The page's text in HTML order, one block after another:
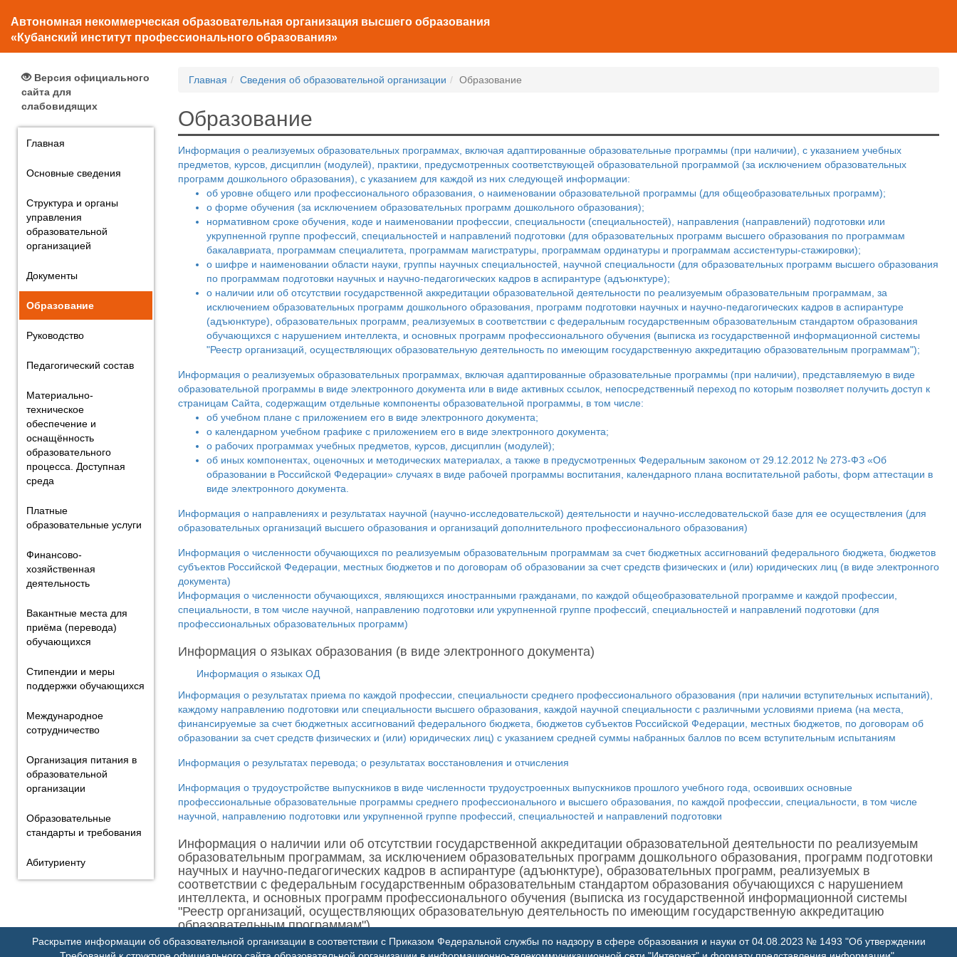
Автономная некоммерческая образовательная организация высшего образования
«Кубанский институт профессионального образования»
Версия официального
сайта для
слабовидящих
Главная
Основные сведения
Структура и органы
управления
образовательной
организацией
Документы
Образование
Руководство
Педагогический состав
Материально-
техническое
обеспечение и
оснащённость
образовательного
процесса. Доступная
среда
Платные
образовательные услуги
Финансово-
хозяйственная
деятельность
Вакантные места для
приёма (перевода)
обучающихся
Стипендии и меры
поддержки обучающихся
Международное
сотрудничество
Организация питания в
образовательной
организации
Образовательные
стандарты и требования
Абитуриенту
Главная Сведения об образовательной организации Образование
Образование
Информация о реализуемых образовательных программах, включая адаптированные образовательные программы (при наличии), с указанием учебных
предметов, курсов, дисциплин (модулей), практики, предусмотренных соответствующей образовательной программой (за исключением образовательных
программ дошкольного образования), с указанием для каждой из них следующей информации:
об уровне общего или профессионального образования, о наименовании образовательной программы (для общеобразовательных программ);
о форме обучения (за исключением образовательных программ дошкольного образования);
нормативном сроке обучения, коде и наименовании профессии, специальности (специальностей), направления (направлений) подготовки или
укрупненной группе профессий, специальностей и направлений подготовки (для образовательных программ высшего образования по программам
бакалавриата, программам специалитета, программам магистратуры, программам ординатуры и программам ассистентуры-стажировки);
о шифре и наименовании области науки, группы научных специальностей, научной специальности (для образовательных программ высшего образования
по программам подготовки научных и научно-педагогических кадров в аспирантуре (адъюнктуре);
о наличии или об отсутствии государственной аккредитации образовательной деятельности по реализуемым образовательным программам, за
исключением образовательных программ дошкольного образования, программ подготовки научных и научно-педагогических кадров в аспирантуре
(адъюнктуре), образовательных программ, реализуемых в соответствии с федеральным государственным образовательным стандартом образования
обучающихся с нарушением интеллекта, и основных программ профессионального обучения (выписка из государственной информационной системы
"Реестр организаций, осуществляющих образовательную деятельность по имеющим государственную аккредитацию образовательным программам");
Информация о реализуемых образовательных программах, включая адаптированные образовательные программы (при наличии), представляемую в виде
образовательной программы в виде электронного документа или в виде активных ссылок, непосредственный переход по которым позволяет получить доступ к
страницам Сайта, содержащим отдельные компоненты образовательной программы, в том числе:
об учебном плане с приложением его в виде электронного документа;
о календарном учебном графике с приложением его в виде электронного документа;
о рабочих программах учебных предметов, курсов, дисциплин (модулей);
об иных компонентах, оценочных и методических материалах, а также в предусмотренных Федеральным законом от 29.12.2012 № 273-ФЗ «Об
образовании в Российской Федерации» случаях в виде рабочей программы воспитания, календарного плана воспитательной работы, форм аттестации в
виде электронного документа.
Информация о направлениях и результатах научной (научно-исследовательской) деятельности и научно-исследовательской базе для ее осуществления (для
образовательных организаций высшего образования и организаций дополнительного профессионального образования)
Информация о численности обучающихся по реализуемым образовательным программам за счет бюджетных ассигнований федерального бюджета, бюджетов
субъектов Российской Федерации, местных бюджетов и по договорам об образовании за счет средств физических и (или) юридических лиц (в виде электронного
документа)
Информация о численности обучающихся, являющихся иностранными гражданами, по каждой общеобразовательной программе и каждой профессии,
специальности, в том числе научной, направлению подготовки или укрупненной группе профессий, специальностей и направлений подготовки (для
профессиональных образовательных программ)
Информация о языках образования (в виде электронного документа)
Информация о языках ОД
Информация о результатах приема по каждой профессии, специальности среднего профессионального образования (при наличии вступительных испытаний),
каждому направлению подготовки или специальности высшего образования, каждой научной специальности с различными условиями приема (на места,
финансируемые за счет бюджетных ассигнований федерального бюджета, бюджетов субъектов Российской Федерации, местных бюджетов, по договорам об
образовании за счет средств физических и (или) юридических лиц) с указанием средней суммы набранных баллов по всем вступительным испытаниям
Информация о результатах перевода; о результатах восстановления и отчисления
Информация о трудоустройстве выпускников в виде численности трудоустроенных выпускников прошлого учебного года, освоивших основные
профессиональные образовательные программы среднего профессионального и высшего образования, по каждой профессии, специальности, в том числе
научной, направлению подготовки или укрупненной группе профессий, специальностей и направлений подготовки
Информация о наличии или об отсутствии государственной аккредитации образовательной деятельности по реализуемым
образовательным программам, за исключением образовательных программ дошкольного образования, программ подготовки
научных и научно-педагогических кадров в аспирантуре (адъюнктуре), образовательных программ, реализуемых в
соответствии с федеральным государственным образовательным стандартом образования обучающихся с нарушением
интеллекта, и основных программ профессионального обучения (выписка из государственной информационной системы
"Реестр организаций, осуществляющих образовательную деятельность по имеющим государственную аккредитацию
образовательным программам")
Выписка из ГИС «Реестр организаций, осуществляющих образовательную деятельность по имеющим государственную аккредитацию образовательных
Раскрытие информации об образовательной организации в соответствии с Приказом Федеральной службы по надзору в сфере образования и науки от 04.08.2023 № 1493 "Об утверждении